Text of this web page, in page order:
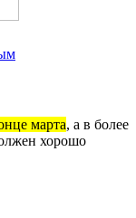
марта, а в более
хорошо